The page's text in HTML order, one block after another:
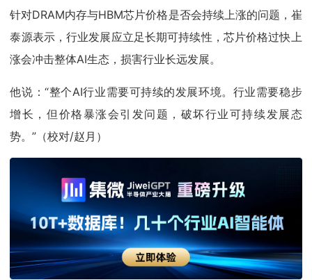
针对DRAM内存与HBM芯片价格是否会持续上涨的问题，崔
泰源表示，行业发展应立足长期可持续性，芯片价格过快上
涨会冲击整体AI生态，损害行业长远发展。
他说：“整个AI行业需要可持续的发展环境。行业需要稳步
增长，但价格暴涨会引发问题，破坏行业可持续发展态
势。”（校对/赵月）